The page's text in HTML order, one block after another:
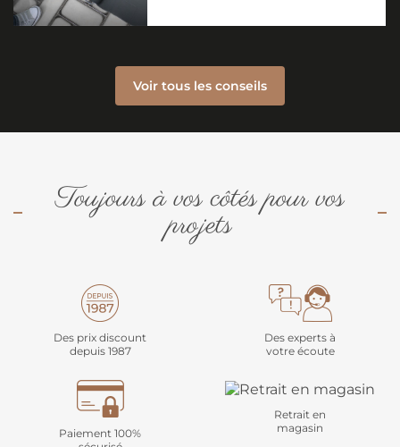
Voir tous les conseils
Toujours à vos côtés pour vos
projets
Des prix discount
depuis 1987
Des experts à
votre écoute
Paiement 100%
Retrait en
magasin